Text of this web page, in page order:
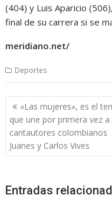
(404) y Luis Aparicio
final de su carrera si se
meridiano.net/
Deportes
Navegación
de
entradas
«Las mujeres», es el
que une por primera vez a
cantautores colombianos
Juanes y Carlos Vives
Entradas